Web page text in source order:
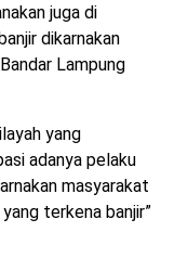
juga di
dikarnakan
Lampung
yang
adanya pelaku
masyarakat
terkena banjir”